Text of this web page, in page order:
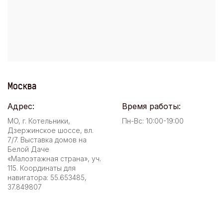
Москва
Адрес:
МО, г. Котельники,
Дзержинское шоссе, вл.
7/7. Выставка домов на
Белой Даче
«Малоэтажная страна», уч.
115. Координаты для
навигатора: 55.653485,
37.849807
Время работы:
Пн-Вс: 10:00-19:00